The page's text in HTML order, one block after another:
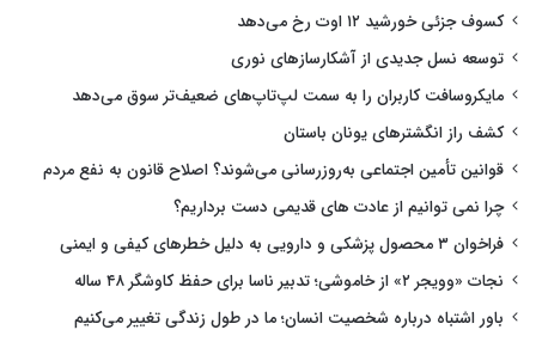
کسوف جزئی خورشید ۱۲ اوت رخ می‌دهد
توسعه نسل جدیدی از آشکارسازهای نوری
مایکروسافت کاربران را به سمت لپ‌تاپ‌های ضعیف‌تر سوق می‌دهد
کشف راز انگشترهای یونان باستان
قوانین تأمین اجتماعی به‌روزرسانی می‌شوند؟ اصلاح قانون به نفع مردم
چرا نمی توانیم از عادت های قدیمی دست برداریم؟
فراخوان ۳ محصول پزشکی و دارویی به دلیل خطرهای کیفی و ایمنی
نجات «وویجر ۲» از خاموشی؛ تدبیر ناسا برای حفظ کاوشگر ۴۸ ساله
باور اشتباه درباره شخصیت انسان؛ ما در طول زندگی تغییر می‌کنیم